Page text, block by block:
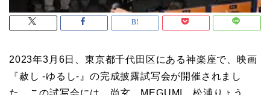
2023年3月6日、東京都千代田区にある神楽座で、映画
『赦し -ゆるし-』の完成披露試写会が開催されまし
た。この試写会には、尚玄、MEGUMI、松浦りょう、